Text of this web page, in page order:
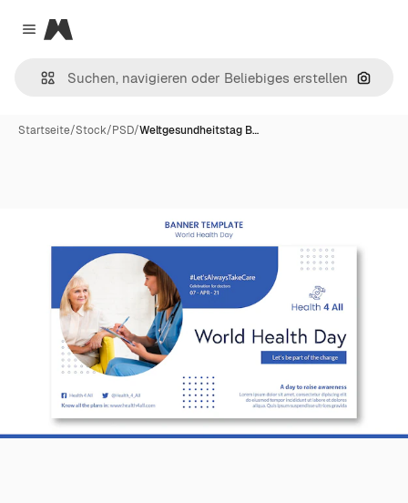
Close menu
Magnific
Nach
Startseite/Stock/PSD/Weltgesundheitstag B…